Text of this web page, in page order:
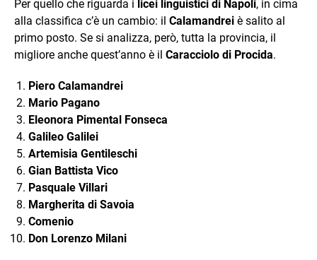
Per quello che riguarda i licei linguistici di Napoli, in cima
alla classifica c’è un cambio: il Calamandrei è salito al
primo posto. Se si analizza, però, tutta la provincia, il
migliore anche quest’anno è il Caracciolo di Procida.
Piero Calamandrei
Mario Pagano
Eleonora Pimental Fonseca
Galileo Galilei
Artemisia Gentileschi
Gian Battista Vico
Pasquale Villari
Margherita di Savoia
Comenio
Don Lorenzo Milani